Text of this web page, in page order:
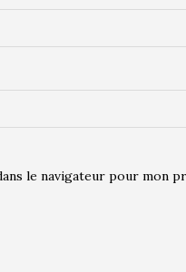
le navigateur pour mon